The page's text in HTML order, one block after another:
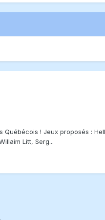
! Jeux proposés :
Litt, Serg...